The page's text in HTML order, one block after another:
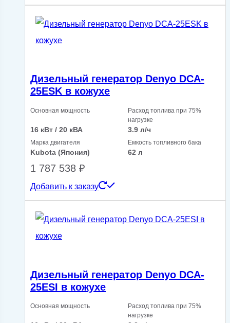
Дизельный генератор Denyo DCA-
25ESK в кожухе
Основная мощность
16 кВт / 20 кВА
Расход топлива при 75%
нагрузке
3.9 л/ч
Марка двигателя
Kubota (Япония)
Емкость топливного бака
62 л
1 787 538 ₽
Добавить к заказу
Дизельный генератор Denyo DCA-
25ESI в кожухе
Основная мощность
Расход топлива при 75%
нагрузке